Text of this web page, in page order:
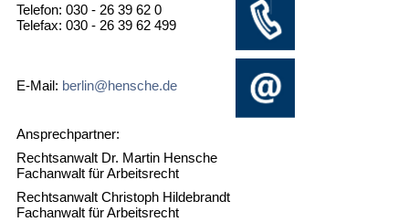
Telefon: 030 - 26 39 62 0
Telefax: 030 - 26 39 62 499
E-Mail: berlin@hensche.de
Ansprechpartner:
Rechtsanwalt Dr. Martin Hensche
Fachanwalt für Arbeitsrecht
Rechtsanwalt Christoph Hildebrandt
Fachanwalt für Arbeitsrecht